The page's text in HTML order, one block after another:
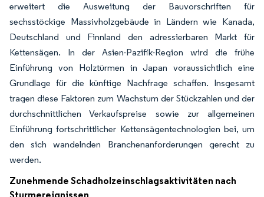
erweitert die Ausweitung der Bauvorschriften für
sechsstöckige Massivholzgebäude in Ländern wie Kanada,
Deutschland und Finnland den adressierbaren Markt für
Kettensägen. In der Asien-Pazifik-Region wird die frühe
Einführung von Holztürmen in Japan voraussichtlich eine
Grundlage für die künftige Nachfrage schaffen. Insgesamt
tragen diese Faktoren zum Wachstum der Stückzahlen und der
durchschnittlichen Verkaufspreise sowie zur allgemeinen
Einführung fortschrittlicher Kettensägentechnologien bei, um
den sich wandelnden Branchenanforderungen gerecht zu
werden.
Zunehmende Schadholzeinschlagsaktivitäten nach
Sturmereignissen